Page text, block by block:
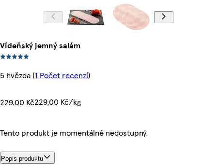
Vídeňský jemný salám
5 hvězda (1 Počet recenzí)
229,00 Kč229,00 Kč/kg
Tento produkt je momentálně nedostupný.
Popis produktu